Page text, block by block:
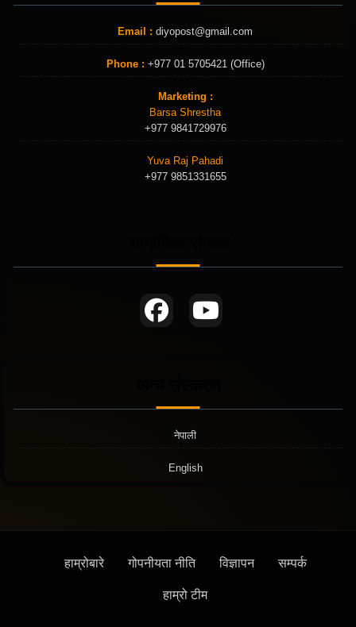
Email : diyopost@gmail.com
Phone : +977 01 5705421 (Office)
Marketing :
Barsa Shrestha
+977 9841729976
Yuva Raj Pahadi
+977 9851331655
नेपाली
English
हाम्रोबारे गोपनीयता नीति विज्ञापन सम्पर्क
हाम्रो टीम